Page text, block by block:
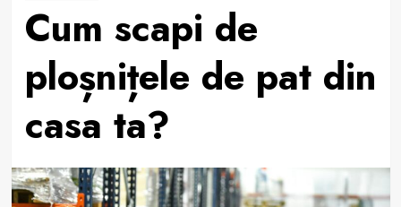
Cum scapi de
ploșnițele de pat din
casa ta?